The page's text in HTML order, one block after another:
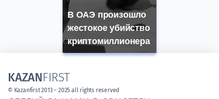
В ОАЭ произошло
жестокое убийство
криптомиллионера
KAZANFIRST
© Kazanfirst 2013 – 2025 all rights reserved